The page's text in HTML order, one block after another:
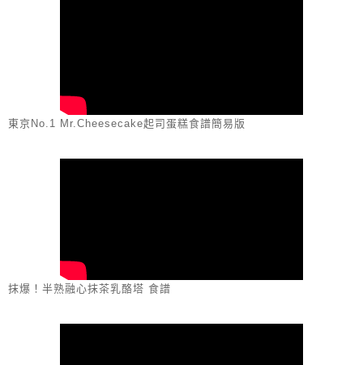
東京No.1 Mr.Cheesecake起司蛋糕食譜簡易版
抹爆！半熟融心抹茶乳酪塔 食譜